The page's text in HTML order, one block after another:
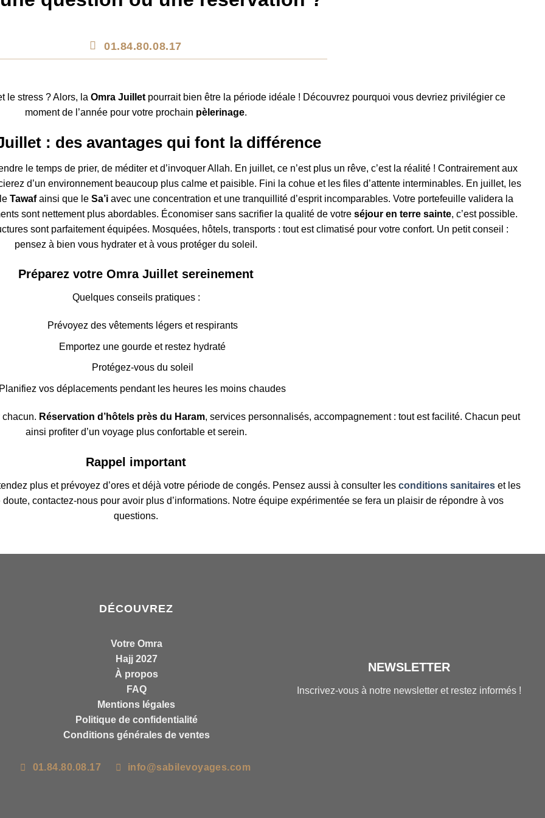
01.84.80.08.17
le stress ? Alors, la Omra Juilletpourrait bien être la période idéale ! Découvrez pourquoi vous devriez privilégier ce
moment de l’année pour votre prochain pèlerinage.
: des avantages qui font la différence
le temps de prier, de méditer et d’invoquer Allah. En juillet, ce n’est plus un rêve, c’est la réalité ! Contrairement aux
d’un environnement beaucoup plus calme et paisible. Fini la cohue et les files d’attente interminables. En juillet, les
Tawafainsi que le Sa’iavec une concentration et une tranquillité d’esprit incomparables. Votre portefeuille validera la
sont nettement plus abordables. Économiser sans sacrifier la qualité de votreséjour en terre sainte, c’est possible.
sont parfaitement équipées. Mosquées, hôtels, transports : tout est climatisé pour votre confort. Un petit conseil :
pensez à bien vous hydrater et à vous protéger du soleil.
Préparez votre Omra Juillet sereinement
Quelques conseils pratiques :
Prévoyez des vêtements légers et respirants
Emportez une gourde et restez hydraté
Protégez-vous du soleil
vos déplacements pendant les heures les moins chaudes
Réservation d’hôtels près du Haram, services personnalisés, accompagnement : tout est facilité. Chacun peut
ainsi profiter d’un voyage plus confortable et serein.
Rappel important
plus et prévoyez d’ores et déjà votre période de congés. Pensez aussi à consulter les conditions sanitaireset les
contactez-nous pour avoir plus d’informations. Notre équipe expérimentée se fera un plaisir de répondre à vos
questions.
DÉCOUVREZ
Votre Omra
Hajj 2027
À propos
FAQ
Mentions légales
Politique de confidentialité
Conditions générales de ventes
01.84.80.08.17 info@sabilevoyages.com
NEWSLETTER
Inscrivez-vous à notre newsletter et restez informés !